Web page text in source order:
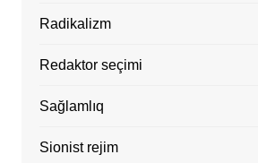
Radikalizm
Redaktor seçimi
Sağlamlıq
Sionist rejim